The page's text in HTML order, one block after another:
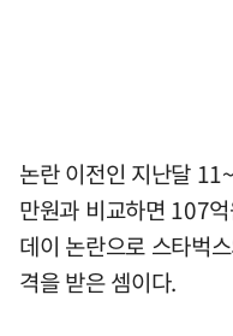
논란 이전인 지난달
만원과 비교하면 107
데이 논란으로 스타벅
격을 받은 셈이다.